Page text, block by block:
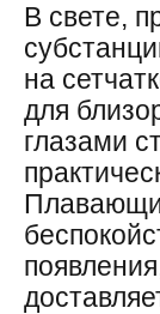
В свете,
на
для
глазами